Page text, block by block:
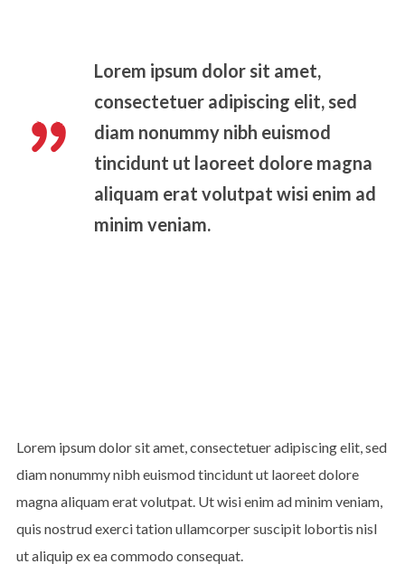
Lorem ipsum dolor sit amet,
consectetuer adipiscing elit, sed
diam nonummy nibh euismod
tincidunt ut laoreet dolore magna
aliquam erat volutpat wisi enim ad
minim veniam.
Lorem ipsum dolor sit amet, consectetuer adipiscing elit, sed
diam nonummy nibh euismod tincidunt ut laoreet dolore
magna aliquam erat volutpat. Ut wisi enim ad minim veniam,
quis nostrud exerci tation ullamcorper suscipit lobortis nisl
ut aliquip ex ea commodo consequat.